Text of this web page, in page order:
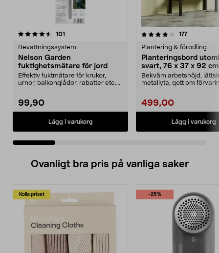
101
Bevattningssystem
Nelson Garden
fuktighetsmätare för jord
Effektiv fuktmätare för krukor,
urnor, balkonglådor, rabatter etc.
99,90
Lägg i varukorg
4.0 av 5 stjärnor 177
Plantering & förodling
Planteringsbord
svart, 76 x 37 x 92 cm
Bekväm arbetshöjd,
metallyta, gott om
499,00
Lägg i varukorg
4.5 av 5 stjärnor
Ovanligt bra pris på vanliga saker
Kolla priset -25%